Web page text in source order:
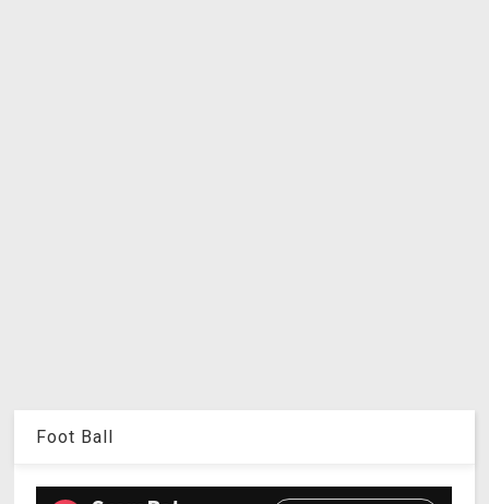
Foot Ball